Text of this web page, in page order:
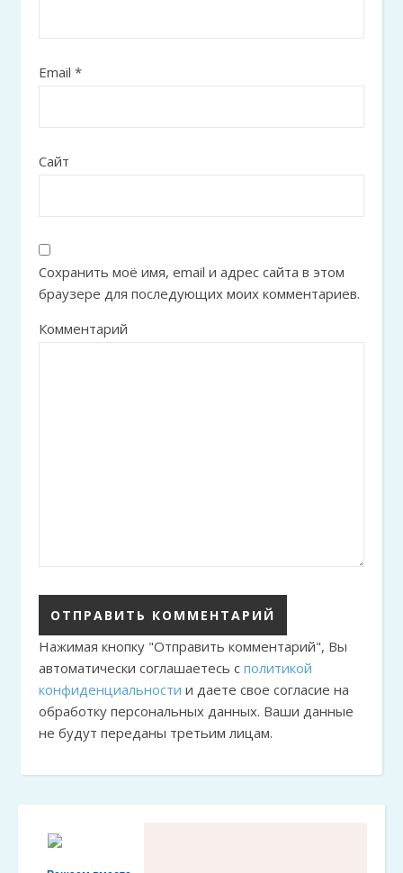
Email *
Сайт
Сохранить моё имя, email и адрес сайта в этом
браузере для последующих моих комментариев.
Комментарий
Нажимая кнопку "Отправить комментарий", Вы
автоматически соглашаетесь с политикой
конфиденциальности и даете свое согласие на
обработку персональных данных. Ваши данные
не будут переданы третьим лицам.